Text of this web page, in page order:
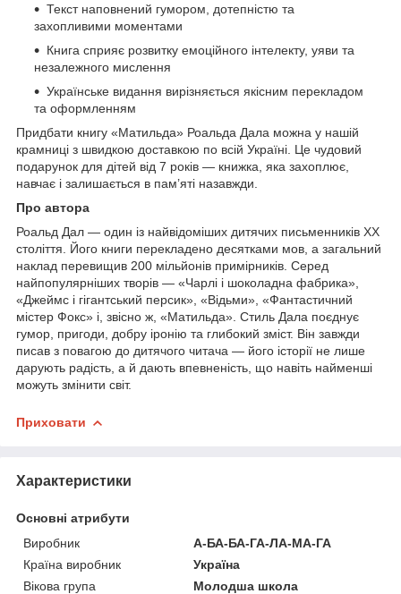
Текст наповнений гумором, дотепністю та
захопливими моментами
Книга сприяє розвитку емоційного інтелекту, уяви та
незалежного мислення
Українське видання вирізняється якісним перекладом
та оформленням
Придбати книгу «Матильда» Роальда Дала можна у нашій
крамниці з швидкою доставкою по всій Україні. Це чудовий
подарунок для дітей від 7 років — книжка, яка захоплює,
навчає і залишається в пам’яті назавжди.
Про автора
Роальд Дал — один із найвідоміших дитячих письменників ХХ
століття. Його книги перекладено десятками мов, а загальний
наклад перевищив 200 мільйонів примірників. Серед
найпопулярніших творів — «Чарлі і шоколадна фабрика»,
«Джеймс і гігантський персик», «Відьми», «Фантастичний
містер Фокс» і, звісно ж, «Матильда». Стиль Дала поєднує
гумор, пригоди, добру іронію та глибокий зміст. Він завжди
писав з повагою до дитячого читача — його історії не лише
дарують радість, а й дають впевненість, що навіть найменші
можуть змінити світ.
Приховати
Характеристики
Основні атрибути
Виробник
А-БА-БА-ГА-ЛА-МА-ГА
Країна виробник
Україна
Вікова група
Молодша школа